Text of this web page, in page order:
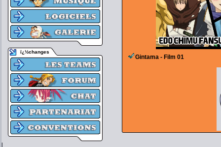
ï¿½changes
Gintama - Film 01